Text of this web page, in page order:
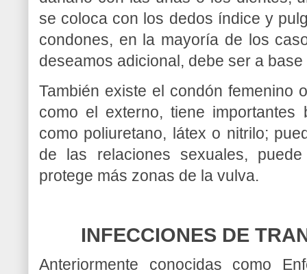
se coloca con los dedos índice y
condones, en la mayoría de los
deseamos adicional, debe ser a
También existe el condón femenino
como el externo, tiene
como poliuretano, látex o nitrilo;
de las relaciones sexuales,
protege más zonas de la vulva.
INFECCIONES DE
Anteriormente conocidas como